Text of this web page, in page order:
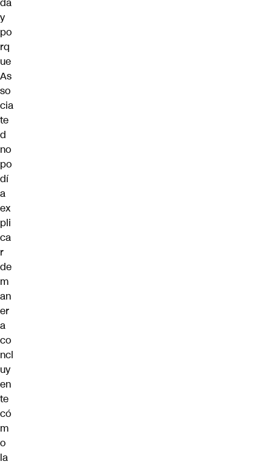
y
po
rq
ue
As
so
cia
te
d
no
po
dí
a
ex
pli
ca
r
de
m
an
er
a
co
ncl
uy
en
te
có
m
o
la